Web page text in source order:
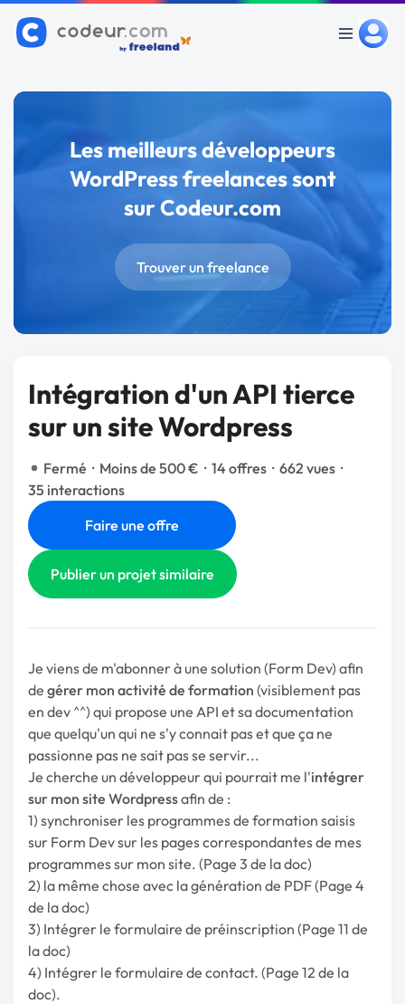
Les meilleurs développeurs
WordPress freelances sont
sur Codeur.com
Trouver un freelance
Intégration d'un API tierce
sur un site Wordpress
Fermé · Moins de 500 € · 14 offres · 662 vues ·
35 interactions
Faire une offre
Publier un projet similaire
Je viens de m'abonner à une solution (Form Dev) afin
de gérer mon activité de formation (visiblement pas
en dev ^^) qui propose une API et sa documentation
que quelqu'un qui ne s'y connait pas et que ça ne
passionne pas ne sait pas se servir...
Je cherche un développeur qui pourrait me l'intégrer
sur mon site Wordpressafin de :
1) synchroniser les programmes de formation saisis
sur Form Dev sur les pages correspondantes de mes
programmes sur mon site. (Page 3 de la doc)
2) la même chose avec la génération de PDF (Page 4
de la doc)
3) Intégrer le formulaire de préinscription (Page 11 de
la doc)
4) Intégrer le formulaire de contact. (Page 12 de la
doc).